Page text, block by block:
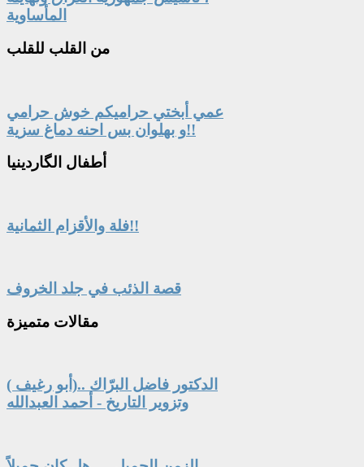
المأساوية
من القلب للقلب
عمي أبختي حراميكم خوش حرامي
و بهلوان بس احنه دماغ سزية!!
أطفال الگاردينيا
فلة والأقزام الثمانية!!
قصة الذئب في جلد الخروف
مقالات متميزة
الدكتور فاضل البرّاك ..(أبو رغيف )
وتزوير التاريخ - أحمد العبدالله